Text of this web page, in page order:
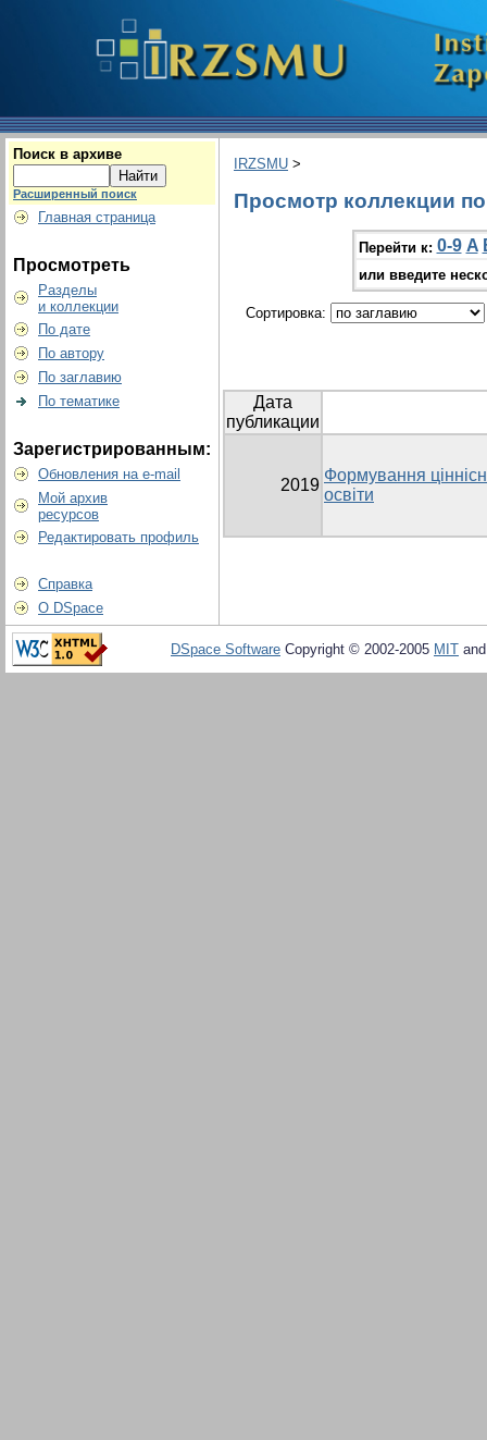
Поиск в архиве
Расширенный поиск
Главная страница
Просмотреть
Разделы
и коллекции
По дате
По автору
По заглавию
По тематике
Зарегистрированным:
Обновления на e-mail
Мой архив
ресурсов
Редактировать профиль
Справка
О DSpace
IRZSMU >
Просмотр коллекции
Перейти к: 0-9 A
или введите
Сортировка:
Дата
публикации
2019
Формування
освіти
DSpace Software Copyright © 2002-2005 MIT